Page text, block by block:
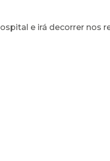
e irá decorrer nos